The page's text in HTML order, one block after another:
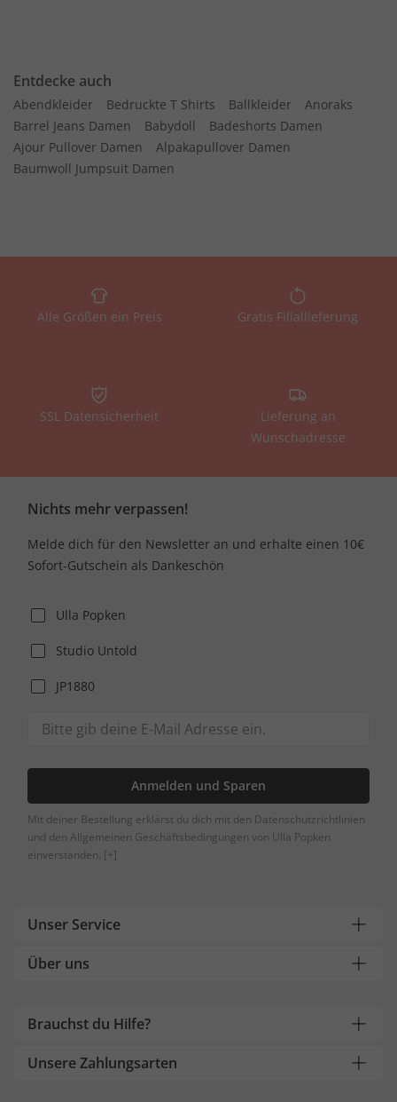
Entdecke auch
Abendkleider Bedruckte T Shirts Ballkleider
Anoraks
Barrel Jeans Damen
Babydoll
Badeshorts Damen
Ajour Pullover Damen
Alpakapullover Damen
Baumwoll Jumpsuit Damen
Alle Größen ein Preis Gratis Filiallieferung
SSL Datensicherheit
Lieferung an
Wunschadresse
Nichts mehr verpassen!
Melde dich für den Newsletter an und erhalte einen 10€
Sofort-Gutschein als Dankeschön
Ulla Popken
Studio Untold
JP1880
Anmelden und Sparen
Mit deiner Bestellung erklärst du dich mit den Datenschutzrichtlinien
und den Allgemeinen Geschäftsbedingungen von Ulla Popken
einverstanden. [+]
Unser Service
Über uns
Brauchst du Hilfe?
Unsere Zahlungsarten